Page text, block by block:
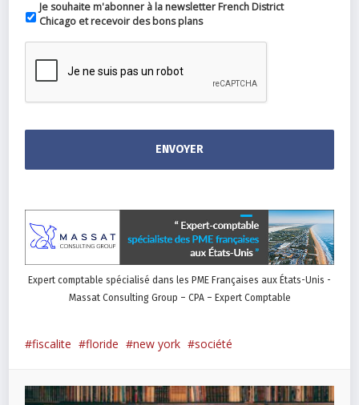
Je souhaite m'abonner à la newsletter French District
Chicago et recevoir des bons plans
Expert comptable spécialisé dans les PME Françaises aux États-Unis -
Massat Consulting Group – CPA – Expert Comptable
fiscalite floride new york société